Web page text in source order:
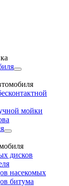
мойки
дисков
насекомых
битума